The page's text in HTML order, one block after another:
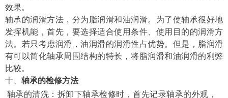
效果。
轴承的润滑方法，分为脂润滑和油润滑。为了使轴承很好地
发挥机能，首先，要选择适合使用条件、使用目的的润滑方
法。若只考虑润滑，油润滑的润滑性占优势。但是，脂润滑
有可以简化轴承周围结构的特长，将脂润滑和油润滑的利弊
比较。
十、 轴承的检修方法
轴承的清洗：拆卸下轴承检修时，首先记录轴承的外观，